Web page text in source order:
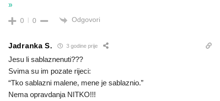
»
0 0 Odgovori
Jadranka S. 3 godine prije
Jesu li sablaznenuti???
Svima su im pozate rijeci:
“Tko sablazni malene, mene je sablaznio.”
Nema opravdanja NITKO!!!